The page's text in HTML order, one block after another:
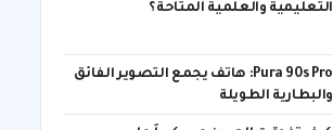
التعليمية والعلمية المتاحة؟
Pura 90s Pro: هاتف يجمع التصوير الفائق
والبطارية الطويلة